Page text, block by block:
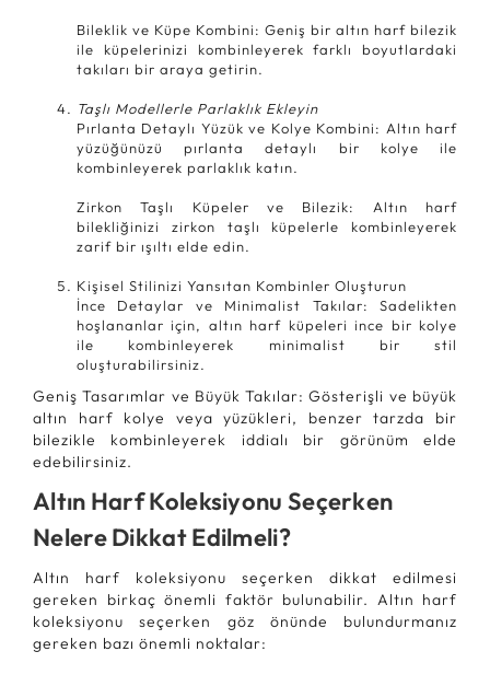
Bileklik ve Küpe Kombini: Geniş bir altın harf bilezik
ile küpelerinizi kombinleyerek farklı boyutlardaki
takıları bir araya getirin.
Taşlı Modellerle Parlaklık Ekleyin
Pırlanta Detaylı Yüzük ve Kolye Kombini: Altın harf
yüzüğünüzü pırlanta detaylı bir kolye ile
kombinleyerek parlaklık katın.
Zirkon Taşlı Küpeler ve Bilezik: Altın harf
bilekliğinizi zirkon taşlı küpelerle kombinleyerek
zarif bir ışıltı elde edin.
Kişisel Stilinizi Yansıtan Kombinler Oluşturun
İnce Detaylar ve Minimalist Takılar: Sadelikten
hoşlananlar için, altın harf küpeleri ince bir kolye
ile kombinleyerek minimalist bir stil
oluşturabilirsiniz.
Geniş Tasarımlar ve Büyük Takılar: Gösterişli ve büyük
altın harf kolye veya yüzükleri, benzer tarzda bir
bilezikle kombinleyerek iddialı bir görünüm elde
edebilirsiniz.
Altın Harf Koleksiyonu Seçerken
Nelere Dikkat Edilmeli?
Altın harf koleksiyonu seçerken dikkat edilmesi
gereken birkaç önemli faktör bulunabilir. Altın harf
koleksiyonu seçerken göz önünde bulundurmanız
gereken bazı önemli noktalar: